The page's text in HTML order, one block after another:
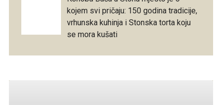
kojem svi pričaju: 150 godina tradicije,
vrhunska kuhinja i Stonska torta koju
se mora kušati